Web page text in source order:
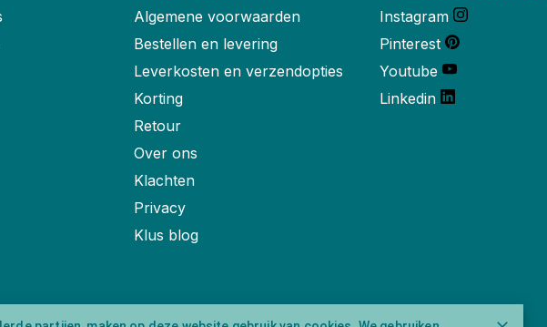
Algemene voorwaarden
Bestellen en levering
Leverkosten en verzendopties
Korting
Retour
Over ons
Klachten
Privacy
Klus blog
Instagram
Pinterest
Youtube
Linkedin